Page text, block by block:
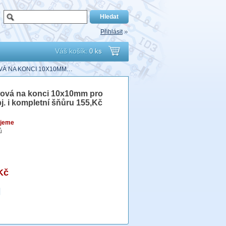
Váš košík: 0 ks
Přihlásit
NA KONCI 10X10MM…
na konci 10x10mm pro
i kompletní šňůru 155,Kč